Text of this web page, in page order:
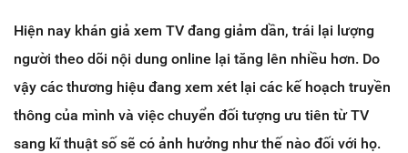
Hiện nay khán giả xem TV đang giảm dần, trái lại lượng
người theo dõi nội dung online lại tăng lên nhiều hơn. Do
vậy các thương hiệu đang xem xét lại các kế hoạch truyền
thông của mình và việc chuyển đối tượng ưu tiên từ TV
sang kĩ thuật số sẽ có ảnh hưởng như thế nào đối với họ.